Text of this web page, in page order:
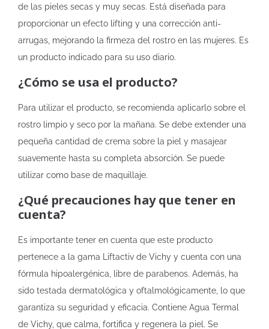
de las pieles secas y muy secas. Está diseñada para
proporcionar un efecto lifting y una corrección anti-
arrugas, mejorando la firmeza del rostro en las mujeres. Es
un producto indicado para su uso diario.
¿Cómo se usa el producto?
Para utilizar el producto, se recomienda aplicarlo sobre el
rostro limpio y seco por la mañana. Se debe extender una
pequeña cantidad de crema sobre la piel y masajear
suavemente hasta su completa absorción. Se puede
utilizar como base de maquillaje.
¿Qué precauciones hay que tener en
cuenta?
Es importante tener en cuenta que este producto
pertenece a la gama Liftactiv de Vichy y cuenta con una
fórmula hipoalergénica, libre de parabenos. Además, ha
sido testada dermatológica y oftalmológicamente, lo que
garantiza su seguridad y eficacia. Contiene Agua Termal
de Vichy, que calma, fortifica y regenera la piel. Se